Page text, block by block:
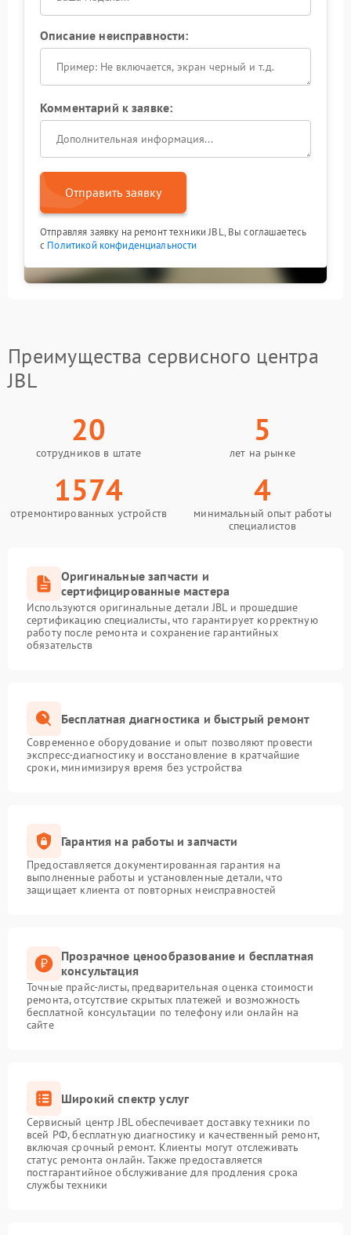
Описание неисправности:
Комментарий к заявке:
Отправить заявку
Отправляя заявку на ремонт техники JBL, Вы соглашаетесь
с Политикой конфиденциальности
Преимущества сервисного центра
JBL
20
сотрудников в штате
5
лет на рынке
1574
отремонтированных устройств
4
минимальный опыт работы
специалистов
Оригинальные запчасти и
сертифицированные мастера
Используются оригинальные детали JBL и прошедшие
сертификацию специалисты, что гарантирует корректную
работу после ремонта и сохранение гарантийных
обязательств
Бесплатная диагностика и быстрый ремонт
Современное оборудование и опыт позволяют провести
экспресс-диагностику и восстановление в кратчайшие
сроки, минимизируя время без устройства
Гарантия на работы и запчасти
Предоставляется документированная гарантия на
выполненные работы и установленные детали, что
защищает клиента от повторных неисправностей
Прозрачное ценообразование и бесплатная
консультация
Точные прайс-листы, предварительная оценка стоимости
ремонта, отсутствие скрытых платежей и возможность
бесплатной консультации по телефону или онлайн на
сайте
Широкий спектр услуг
Сервисный центр JBL обеспечивает доставку техники по
всей РФ, бесплатную диагностику и качественный ремонт,
включая срочный ремонт. Клиенты могут отслеживать
статус ремонта онлайн. Также предоставляется
постгарантийное обслуживание для продления срока
службы техники